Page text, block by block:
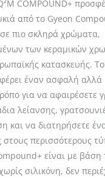
12,40€
through
65,72€
COMPOUND+
από το Gyeon
σε πιο σκληρά χρώματα,
των κεραμικών
κατασκευής. Το
έναν ασφαλή αλλά
για να αφαιρέσετε
λείανσης,
και να διατηρήσετε
περισσότερους
είναι με βάση
σιλικόνη, δεν